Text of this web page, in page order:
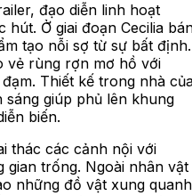
đạo diễn linh hoạt
Ở giai đoạn Cecilia
tạo nỗi sợ từ sự bất định.
vẻ rùng rợn mơ hồ với
Thiết kế trong nhà
giúp phủ lên khung
biến.
thác các cảnh nội với
gian trống. Ngoài nhân vật
những đồ vật xung quanh